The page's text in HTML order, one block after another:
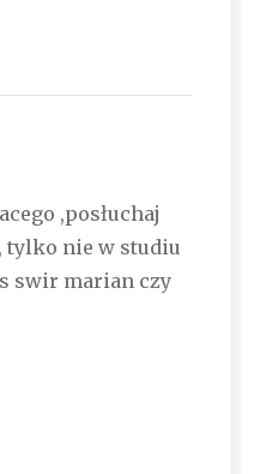
,posłuchaj
tylko nie w studiu
swir marian czy